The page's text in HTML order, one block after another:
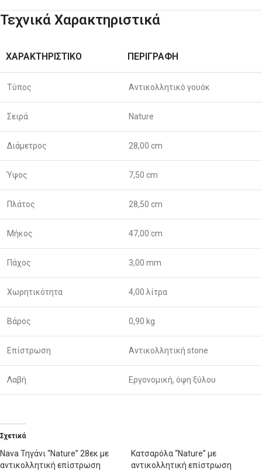
Τεχνικά Χαρακτηριστικά
ΧΑΡΑΚΤΗΡΙΣΤΙΚΌ ΠΕΡΙΓΡΑΦΉ
Τύπος Αντικολλητικό γουόκ
Σειρά Nature
Διάμετρος 28,00 cm
Ύψος 7,50 cm
Πλάτος 28,50 cm
Μήκος 47,00 cm
Πάχος 3,00 mm
Χωρητικότητα 4,00 λίτρα
Βάρος 0,90 kg
Επίστρωση Αντικολλητική stone
Λαβή Εργονομική, όψη ξύλου
Σχετικά
Nava Τηγάνι “Nature” 28εκ με
αντικολλητική επίστρωση
Κατσαρόλα “Nature” με
αντικολλητική επίστρωση